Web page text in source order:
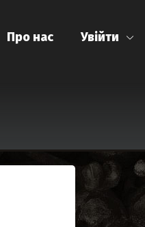
Увійти
Про нас